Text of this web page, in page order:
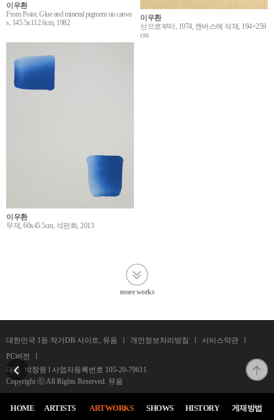
이우환
From Point, Glue and mineral pigment on canva
s, 145.5x112.6cm, 1982
이우환
선으로부터, 1974, 캔버스에 석채, 194×259
cm
이우환
무제, 60x45.5cm, 석판화, 2013
more works
대한민국 1등 작가DB 사이트, 뮤움 개인정보처리방침
서비스약관
PC버전
대표: 박창원 l 사업자등록번호 105-20-79611
Copyright ⓒ All Rights Reserved. 뮤움
HOME ARTISTS ARTWORKS SHOWS HISTORY 게재방법